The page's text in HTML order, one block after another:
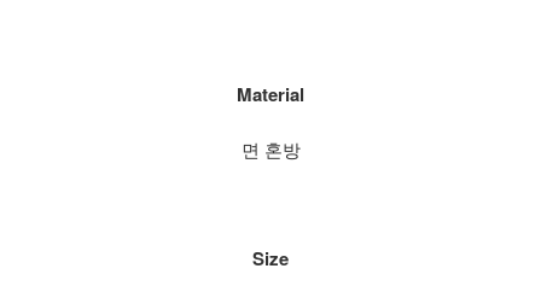
Material
면 혼방
Size